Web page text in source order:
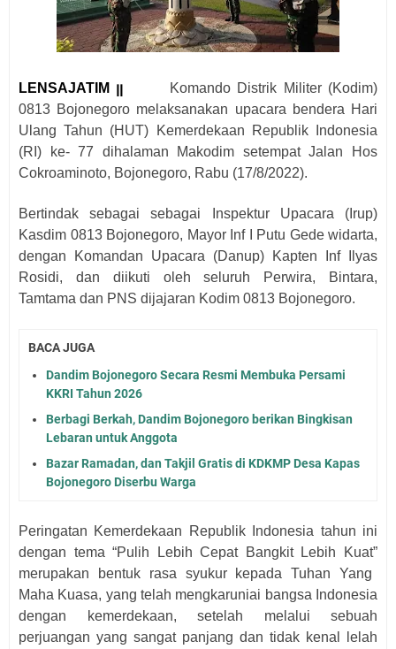
LENSAJATIM ꞁꞁ
Komando Distrik Militer (Kodim)
0813 Bojonegoro melaksanakan upacara bendera Hari
Ulang Tahun (HUT) Kemerdekaan
Republik Indonesia
(RI ) ke- 77 dihalaman Makodim setempatJalan Hos
Cokroaminoto, Bojonegoro, Rabu (17/8/2022).
Bertindak sebagai sebagai Inspektur Upacara (Irup)
Kasdim 0813 Bojonegoro, Mayor Inf I Putu Gede widarta,
dengan Komandan Upacara (Danup) Kapten Inf Ilyas
Rosidi, dan diikuti oleh seluruh Perwira, Bintara,
Tamtama dan PNS dijajaran Kodim 0813 Bojonegoro.
BACA JUGA
Dandim Bojonegoro Secara Resmi Membuka Persami
KKRI Tahun 2026
Berbagi Berkah, Dandim Bojonegoro berikan Bingkisan
Lebaran untuk Anggota
Bazar Ramadan, dan Takjil Gratis di KDKMP Desa Kapas
Bojonegoro Diserbu Warga
Peringatan Kemerdekaan Republik Indonesia tahun ini
dengan tema “Pulih Lebih Cepat Bangkit Lebih Kuat”
merupakan bentuk rasa syukur kepada Tuhan Yang
Maha Kuasa, yang telah mengkaruniai bangsa Indonesia
dengan kemerdekaan, setelah melalui sebuah
perjuangan yang sangat panjang dan tidak kenal lelah